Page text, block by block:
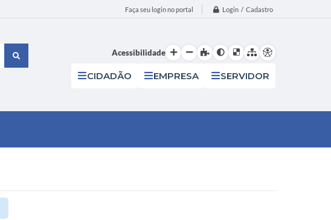
Faça seu login no portal Login / Cadastro
Acessibilidade
CIDADÃO EMPRESA SERVIDOR